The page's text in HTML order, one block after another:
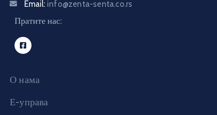
Email: info@zenta-senta.co.rs
Пратите нас:
О нама
Е-управа